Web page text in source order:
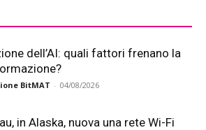
dell’AI: quali fattori frenano la
BitMAT - 04/08/2026
in Alaska, nuova una rete Wi-Fi